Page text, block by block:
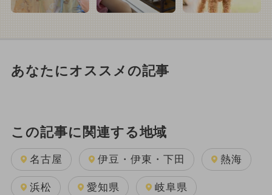
あなたにオススメの記事
この記事に関連する地域
名古屋 伊豆・伊東・下田 熱海
浜松 愛知県 岐阜県